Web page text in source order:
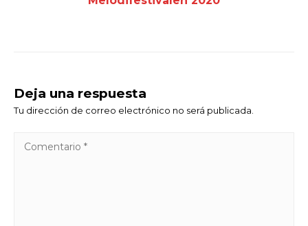
Deja una respuesta
Tu dirección de correo electrónico no será publicada.